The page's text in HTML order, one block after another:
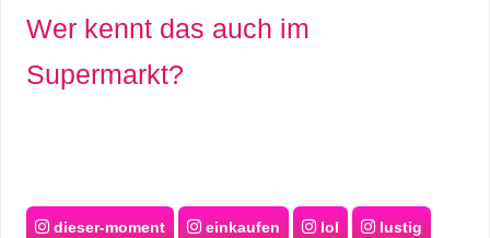
Wer kennt das auch im
Supermarkt?
dieser-moment einkaufen lol lustig